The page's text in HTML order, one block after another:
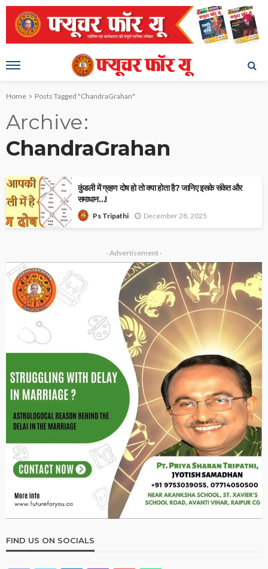
Home Posts Tagged "ChandraGrahan"
Archive
ChandraGrahan
कुंडली में ग्रहण दोष हो तो क्या होता है? जानिए इसके संकेत और
समाधान…!
Ps Tripathi December 28, 2025
- Advertisement -
FIND US ON SOCIALS